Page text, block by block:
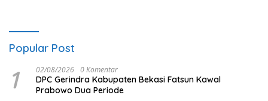
Popular Post
1 02/08/2026 0 Komentar
DPC Gerindra Kabupaten Bekasi Fatsun Kawal
Prabowo Dua Periode